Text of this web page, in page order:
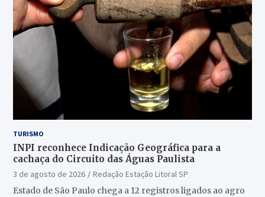
TURISMO
INPI reconhece Indicação Geográfica para a
cachaça do Circuito das Águas Paulista
3 de agosto de 2026
Redação Estação Litoral SP
Estado de São Paulo chega a 12 registros ligados ao agro